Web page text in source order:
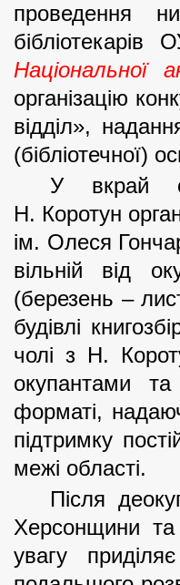
проведення
Національної
організацію
відділ»,
(бібліотечної)
У вкрай
Н. Коротун
ім. Олеся
вільній від
(березень –
будівлі
чолі з Н.
окупантами
форматі,
підтримку
межі області.
Після
Херсонщини та
увагу